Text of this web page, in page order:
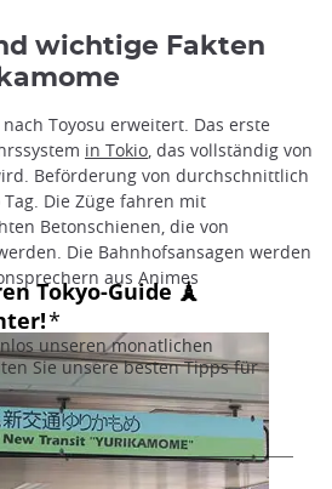
wichtige Fakten
Toyosu erweitert. Das erste
in Tokio , das vollständig von
Beförderung von durchschnittlich
Die Züge fahren mit
Betonschienen, die von
Die Bahnhofsansagen werden
aus Animes